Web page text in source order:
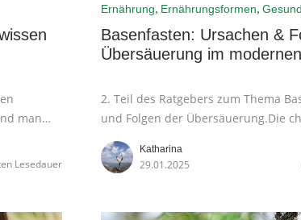
man
dass
Folgen
Lesedauer
Ernährung, Ernährungsformen,
Basenfasten: Ursachen &
Übersäuerung im
2. Teil des Ratgebers zum Thema
und Folgen der Übersäuerung.Die
Azidose...
Katharina
29.01.2025